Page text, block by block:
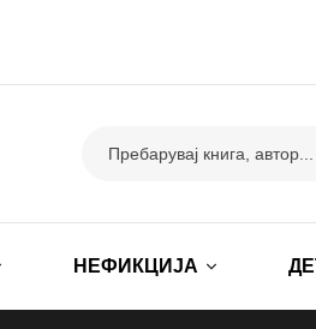
НЕФИКЦИЈА